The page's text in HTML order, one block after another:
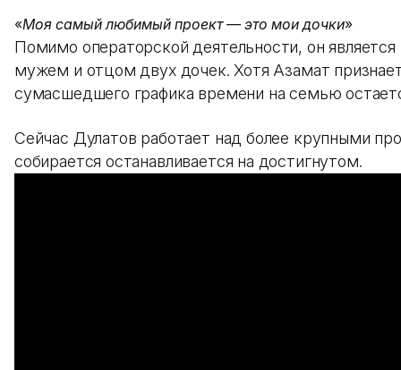
«Моя самый любимый проект — это мои дочки»
Помимо операторской деятельности, он
мужем и отцом двух дочек. Хотя Азамат
сумасшедшего графика времени на семью
Сейчас Дулатов работает над более крупными
собирается останавливается на достигнутом.